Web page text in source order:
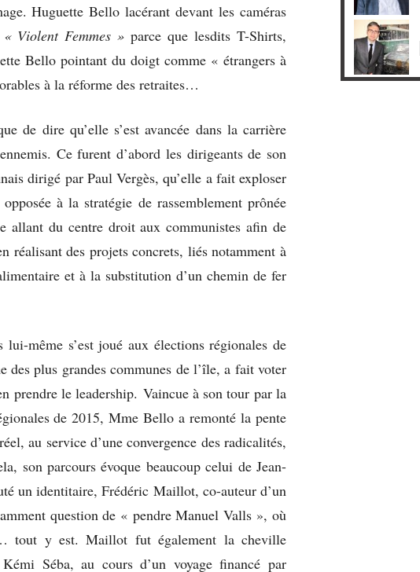
Huguette Bello lacérant devant les caméras
« Violent Femmes » parce que lesdits T-Shirts,
Bello pointant du doigt comme « étrangers à
à la réforme des retraites…
de dire qu’elle s’est avancée dans la carrière
Ce furent d’abord les dirigeants de son
dirigé par Paul Vergès, qu’elle a fait exploser
à la stratégie de rassemblement prônée
allant du centre droit aux communistes afin de
réalisant des projets concrets, liés notamment à
et à la substitution d’un chemin de fer
même s’est joué aux élections régionales de
plus grandes communes de l’île, a fait voter
prendre le leadership. Vaincue à son tour par la
de 2015, Mme Bello a remonté la pente
au service d’une convergence des radicalités,
son parcours évoque beaucoup celui de Jean-
un identitaire, Frédéric Maillot, co-auteur d’un
question de « pendre Manuel Valls », où
tout y est. Maillot fut également la cheville
Séba, au cours d’un voyage financé par